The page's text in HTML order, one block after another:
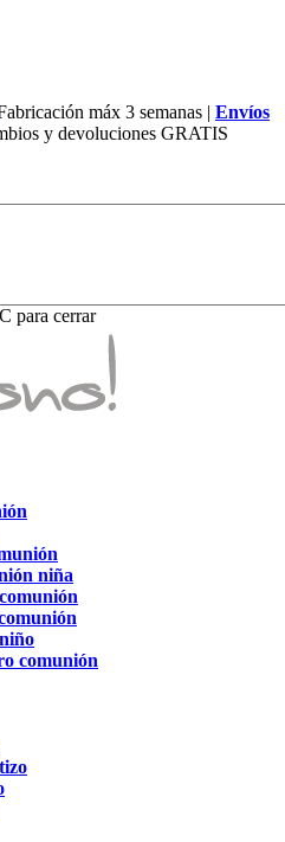
máx 3 semanas | Envíos
y devoluciones GRATIS
para cerrar
niña
comunión